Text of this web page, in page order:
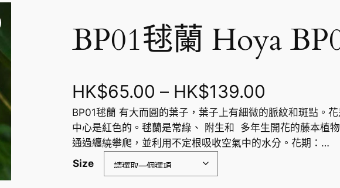
BP01毬蘭 Hoya
HK$65.00 – HK$139.00
格
範
BP01毬蘭 有大而圓的葉子，葉子上有細微的脈紋和斑點。花
中心是紅色的。毬蘭是常綠、 附生和 多年生開花的藤本植
通過纏繞攀爬，並利用不定根吸收空氣中的水分。花期：…
Size